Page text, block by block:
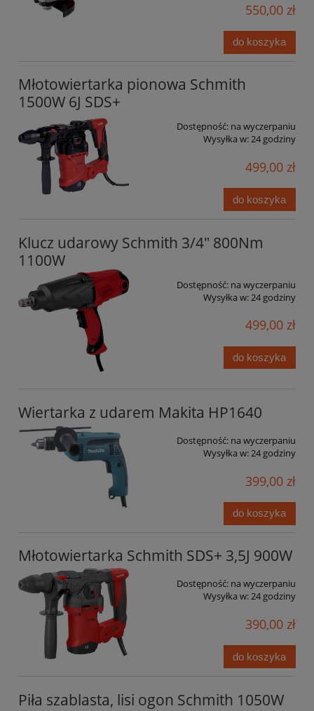
550,00 zł
do koszyka
Młotowiertarka pionowa Schmith
1500W 6J SDS+
Dostępność: na wyczerpaniu
Wysyłka w:24 godziny
499,00 zł
do koszyka
Klucz udarowy Schmith 3/4" 800Nm
1100W
Dostępność: na wyczerpaniu
Wysyłka w:24 godziny
499,00 zł
do koszyka
Wiertarka z udarem Makita HP1640
Dostępność: na wyczerpaniu
Wysyłka w:24 godziny
399,00 zł
do koszyka
Młotowiertarka Schmith SDS+ 3,5J 900W
Dostępność: na wyczerpaniu
Wysyłka w:24 godziny
390,00 zł
do koszyka
Piła szablasta, lisi ogon Schmith 1050W